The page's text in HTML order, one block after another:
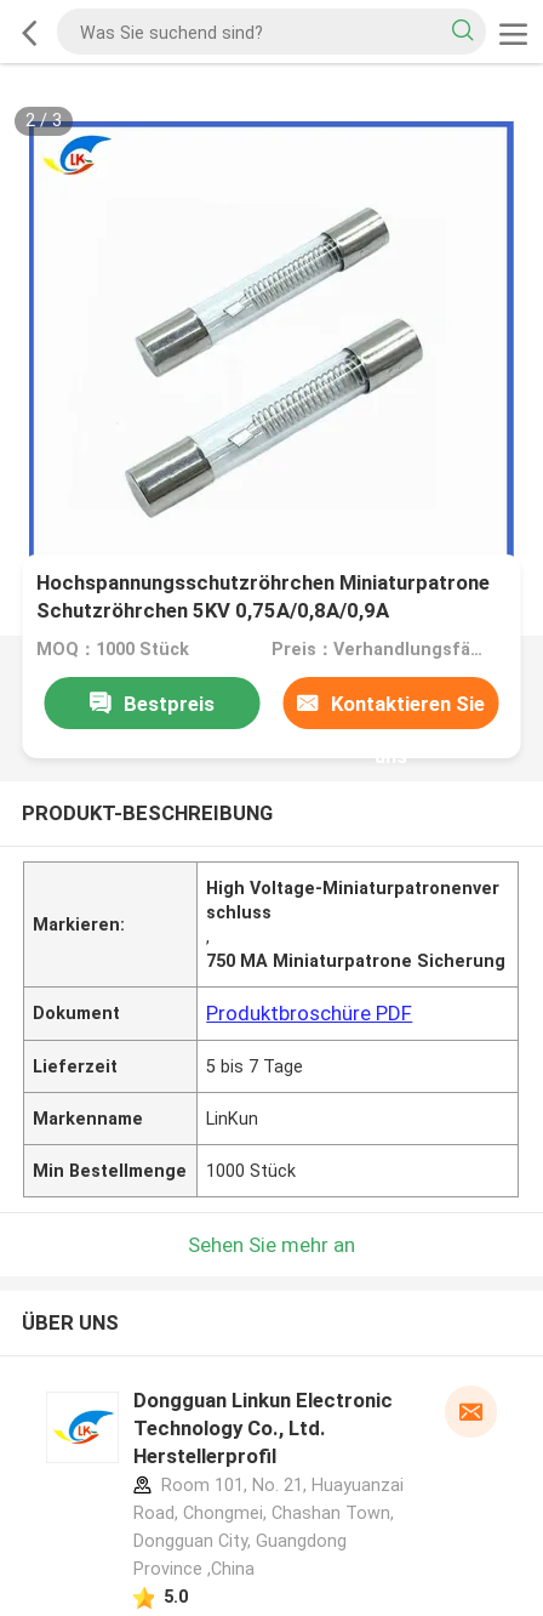
2/3
Hochspannungsschutzröhrchen Miniaturpatrone
Schutzröhrchen 5KV 0,75A/0,8A/0,9A
750MA/800MA/900mA 6,5MM*40MM
MOQ：1000 Stück Preis：Verhandlungsfähig
Bestpreis Kontaktieren Sie
uns
PRODUKT-BESCHREIBUNG
Markieren:
High Voltage-Miniaturpatronenver
schluss
,
750 MA Miniaturpatrone Sicherung
Dokument Produktbroschüre PDF
Lieferzeit 5 bis 7 Tage
Markenname LinKun
Min Bestellmenge 1000 Stück
Sehen Sie mehr an
ÜBER UNS
Dongguan Linkun Electronic
Technology Co., Ltd.
Herstellerprofil
Room 101, No. 21, Huayuanzai
Road, Chongmei, Chashan Town,
Dongguan City, Guangdong
Province ,China
5.0